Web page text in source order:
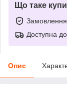
Що таке
Замовлення
Доступна
Опис